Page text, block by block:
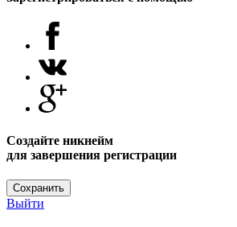
Создайте никнейм
для завершения регистрации
Сохранить
Выйти